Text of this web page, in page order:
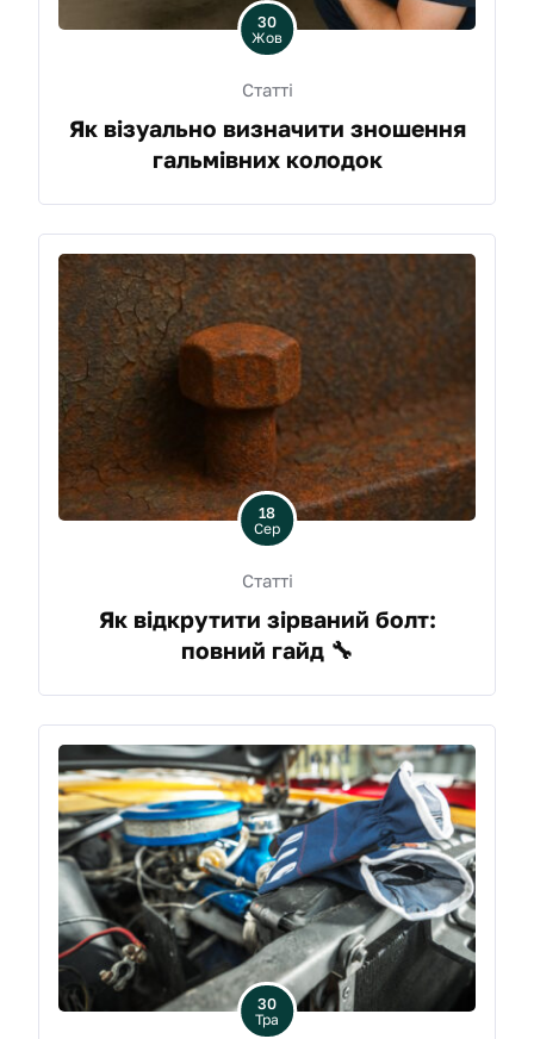
30
Жов
Статті
Як візуально визначити зношення
гальмівних колодок
18
Сер
Статті
Як відкрутити зірваний болт:
повний гайд 🔧
30
Тра